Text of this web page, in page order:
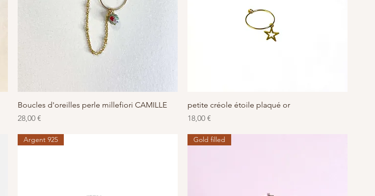
Aperçu rapide
Boucles d'oreilles perle millefiori CAMILLE
Prix
28,00 €
Aperçu rapide
petite créole étoile plaqué or
Prix
18,00 €
Argent 925 Gold filled